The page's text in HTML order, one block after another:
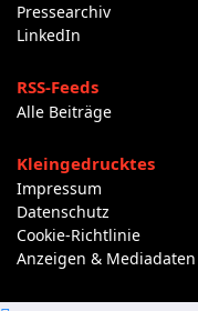
Pressearchiv
LinkedIn
RSS-Feeds
Alle Beiträge
Kleingedrucktes
Impressum
Datenschutz
Cookie-Richtlinie
Anzeigen & Mediadaten